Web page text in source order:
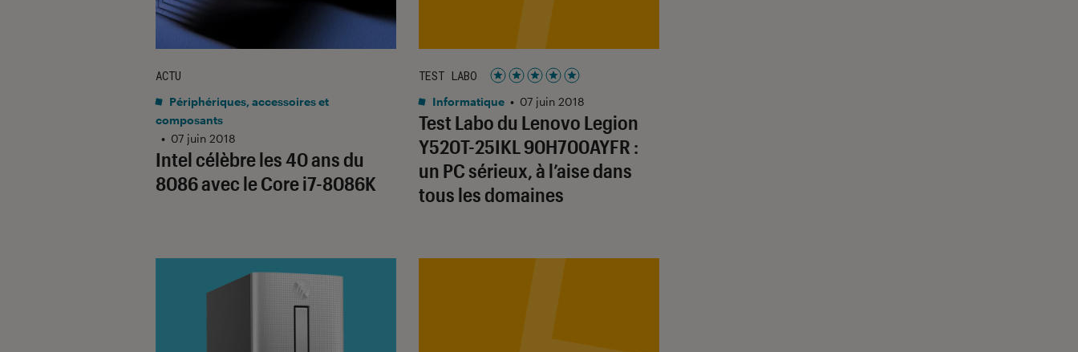
Intel célèbre les 40 ans du
8086 avec le Core i7-8086K
ACTU
Périphériques, accessoires et
composants
• 07 juin 2018
Test Labo du Lenovo Legion
Y520T-25IKL 90H700AYFR :
un PC sérieux, à l’aise dans
tous les domaines
TEST LABO
Noté 5 étoiles sur 5
Informatique • 07 juin 2018